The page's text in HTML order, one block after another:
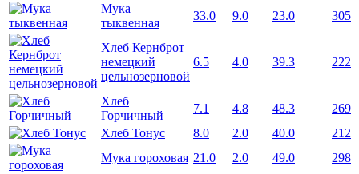
Мука
тыквенная
33.0 9.0 23.0 305
Хлеб Кернброт
немецкий
цельнозерновой
6.5 4.0 39.3 222
Хлеб
Горчичный
7.1 4.8 48.3
269
Хлеб Тонус
8.0 2.0 40.0
212
Мука гороховая 21.0 2.0 49.0
298